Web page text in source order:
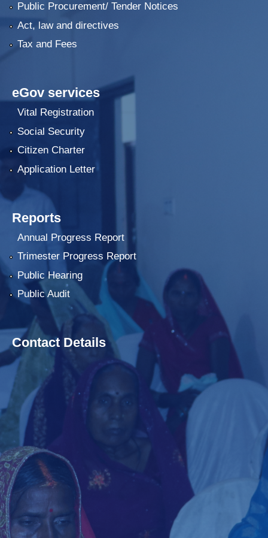
Public Procurement/ Tender Notices
Act, law and directives
Tax and Fees
eGov services
Vital Registration
Social Security
Citizen Charter
Application Letter
Reports
Annual Progress Report
Trimester Progress Report
Public Hearing
Public Audit
Contact Details